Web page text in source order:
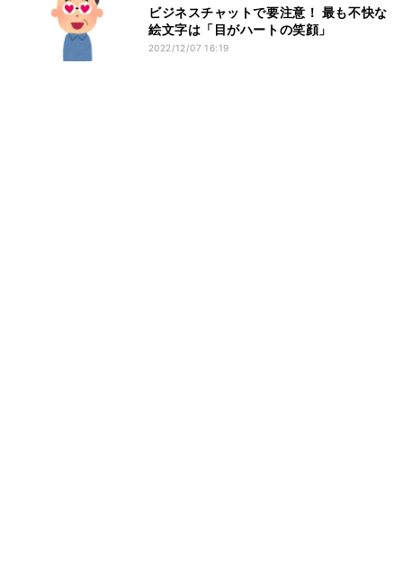
ビジネスチャットで要注意！ 最も不快な
絵文字は「目がハートの笑顔」
2022/12/07 16:19